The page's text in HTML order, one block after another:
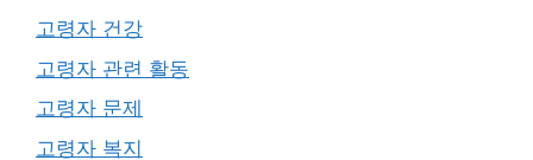
고령자 건강
고령자 관련 활동
고령자 문제
고령자 복지